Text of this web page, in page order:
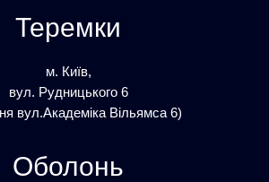
Теремки
м. Київ,
вул. Рудницького 6
вул.Академіка Вільямса 6)
Оболонь